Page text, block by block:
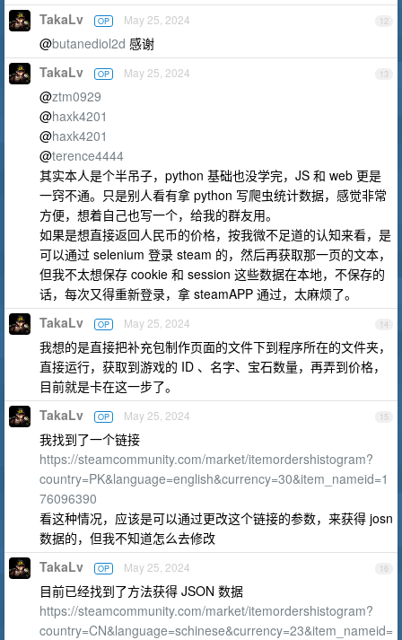
12
TakaLv OP May 25, 2024
@butanediol2d 感谢
13
TakaLv OP May 25, 2024
@ztm0929
@haxk4201
@haxk4201
@terence4444
其实本人是个半吊子，python 基础也没学完，JS 和 web 更是
一窍不通。只是别人看有拿 python 写爬虫统计数据，感觉非常
方便，想着自己也写一个，给我的群友用。
如果是想直接返回人民币的价格，按我微不足道的认知来看，是
可以通过 selenium 登录 steam 的，然后再获取那一页的文本，
但我不太想保存 cookie 和 session 这些数据在本地，不保存的
话，每次又得重新登录，拿 steamAPP 通过，太麻烦了。
14
TakaLv OP May 25, 2024
我想的是直接把补充包制作页面的文件下到程序所在的文件夹，
直接运行，获取到游戏的 ID 、名字、宝石数量，再弄到价格，
目前就是卡在这一步了。
15
TakaLv OP May 25, 2024
我找到了一个链接
https://steamcommunity.com/market/itemordershistogram?
country=PK&language=english&currency=30&item_nameid=1
76096390
看这种情况，应该是可以通过更改这个链接的参数，来获得 josn
数据的，但我不知道怎么去修改
16
TakaLv OP May 25, 2024
目前已经找到了方法获得 JSON 数据
https://steamcommunity.com/market/itemordershistogram?
country=CN&language=schinese&currency=23&item_nameid=